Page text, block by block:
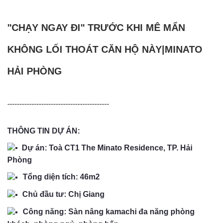
"CHẠY NGAY ĐI" TRƯỚC KHI MÊ MẨN
KHÔNG LỐI THOÁT CĂN HỘ NÀY|MINATO
HẢI PHÒNG
------------------------------------------
THÔNG TIN DỰ ÁN:
Dự án: Toà CT1 The Minato Residence, TP. Hải
Phòng
Tổng diện tích: 46m2 ​
Chủ đầu tư: Chị Giang
Công năng: Sàn nâng kamachi đa năng phòng